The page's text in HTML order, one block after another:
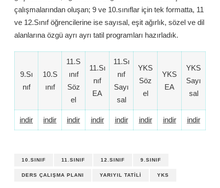
çalışmalarından oluşan; 9 ve 10.sınıflar için tek formatta, 11
ve 12.Sınıf öğrencilerine ise sayısal, eşit ağırlık, sözel ve dil
alanlarına özgü ayrı ayrı tatil programları hazırladık.
9.Sı
nıf
10.S
ınıf
11.S
ınıf
Söz
el
11.Sı
nıf
EA
11.Sı
nıf
Sayı
sal
YKS
Söz
el
YKS
EA
YKS
Sayı
sal
indir indir indir indir indir indir indir indir
10.SINIF 11.SINIF 12.SINIF 9.SINIF
DERS ÇALIŞMA PLANI YARIYIL TATILI YKS